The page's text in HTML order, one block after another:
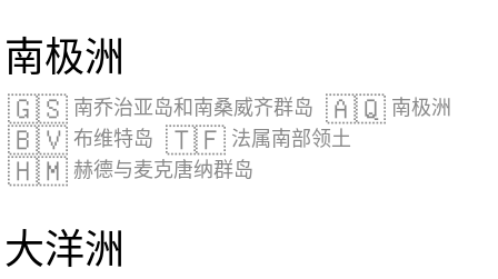
南极洲
🇬🇸 南乔治亚岛和南桑威齐群岛 🇦🇶 南极洲
🇧🇻 布维特岛 🇹🇫 法属南部领土
🇭🇲 赫德与麦克唐纳群岛
大洋洲